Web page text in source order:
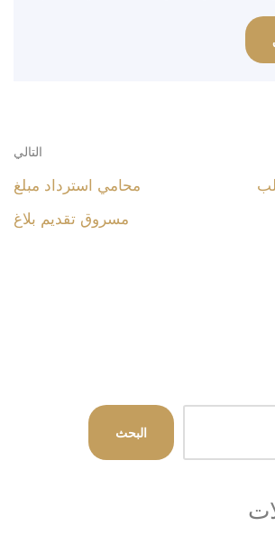
التالي
محامي استرداد مبلغ
مسروق تقديم بلاغ
البحث